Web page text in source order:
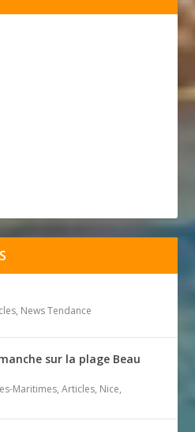
, News Tendance
sur la plage Beau
Maritimes,Articles, Nice,